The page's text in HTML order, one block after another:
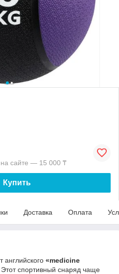
сайте — 15 000 ₸
Купить
Доставка Оплата
английского «medicine
спортивный снаряд чаще